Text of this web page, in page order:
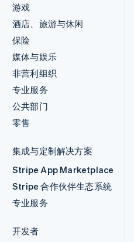
游戏
酒店、旅游与休闲
保险
媒体与娱乐
非营利组织
专业服务
公共部门
零售
集成与定制解决方案
Stripe App Marketplace
Stripe 合作伙伴生态系统
专业服务
开发者